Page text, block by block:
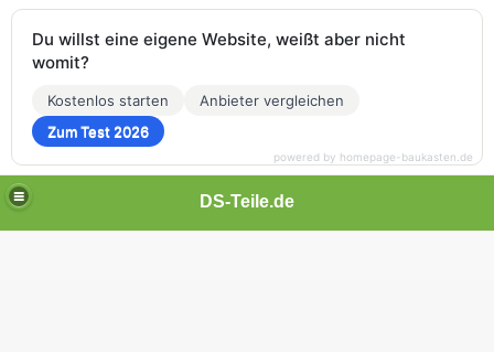
DS-Teile.de
Du willst eine eigene Website, weißt aber nicht
womit?
Kostenlos starten
Anbieter vergleichen
Zum Test 2026
powered by homepage-baukasten.de